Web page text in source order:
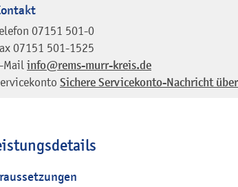
07151 501-0
07151 501-1525
Mail info@rems-murr-kreis.de
Sichere Servicekonto-Nachricht